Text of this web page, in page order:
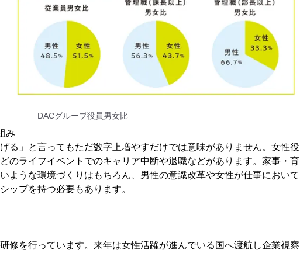
DACグループ役員男女比
み
る」と言ってもただ数字上増やすだけでは意味がありません。女性役
のライフイベントでのキャリア中断や退職などがあります。家事・育
ような環境づくりはもちろん、男性の意識改革や女性が仕事において
ップを持つ必要もあります。
修を行っています。来年は女性活躍が進んでいる国へ渡航し企業視察